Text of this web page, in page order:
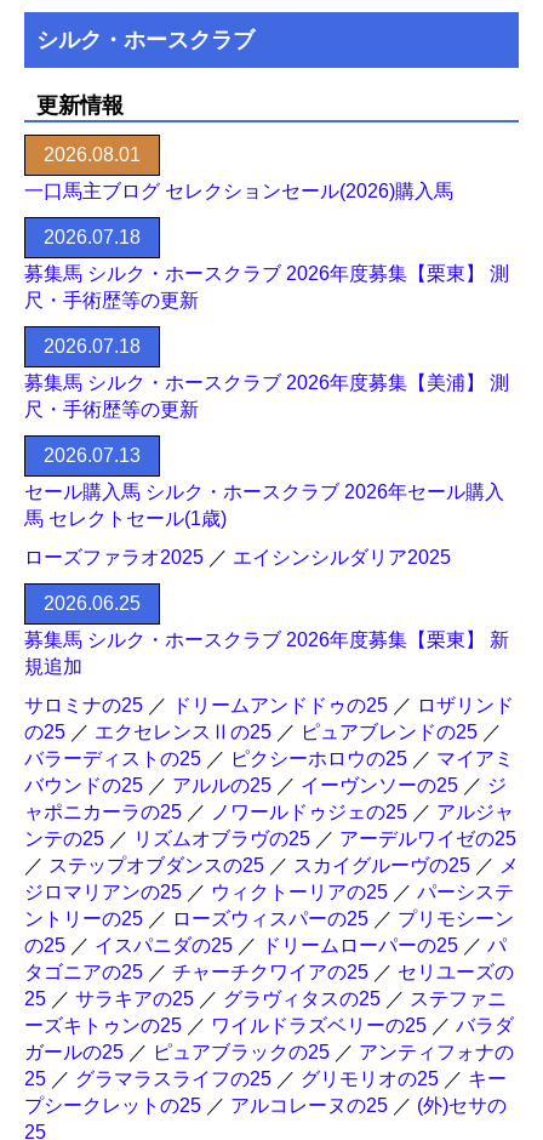
シルク・ホースクラブ
更新情報
2026.08.01
一口馬主ブログ セレクションセール(2026)購入馬
2026.07.18
募集馬 シルク・ホースクラブ 2026年度募集【栗東】 測
尺・手術歴等の更新
2026.07.18
募集馬 シルク・ホースクラブ 2026年度募集【美浦】 測
尺・手術歴等の更新
2026.07.13
セール購入馬 シルク・ホースクラブ 2026年セール購入
馬 セレクトセール(1歳)
ローズファラオ2025 ／ エイシンシルダリア2025
2026.06.25
募集馬 シルク・ホースクラブ 2026年度募集【栗東】 新
規追加
サロミナの25 ／ ドリームアンドドゥの25 ／ ロザリンド
の25 ／ エクセレンスⅡの25 ／ ピュアブレンドの25 ／
バラーディストの25 ／ ピクシーホロウの25 ／ マイアミ
バウンドの25 ／ アルルの25 ／ イーヴンソーの25 ／ ジ
ャポニカーラの25 ／ ノワールドゥジェの25 ／ アルジャ
ンテの25 ／ リズムオブラヴの25 ／ アーデルワイゼの25
／ ステップオブダンスの25 ／ スカイグルーヴの25 ／ メ
ジロマリアンの25 ／ ウィクトーリアの25 ／ パーシステ
ントリーの25 ／ ローズウィスパーの25 ／ プリモシーン
の25 ／ イスパニダの25 ／ ドリームローパーの25 ／ パ
タゴニアの25 ／ チャーチクワイアの25 ／ セリユーズの
25 ／ サラキアの25 ／ グラヴィタスの25 ／ ステファニ
ーズキトゥンの25 ／ ワイルドラズベリーの25 ／ バラダ
ガールの25 ／ ピュアブラックの25 ／ アンティフォナの
25 ／ グラマラスライフの25 ／ グリモリオの25 ／ キー
プシークレットの25 ／ アルコレーヌの25 ／ (外)セサの
25